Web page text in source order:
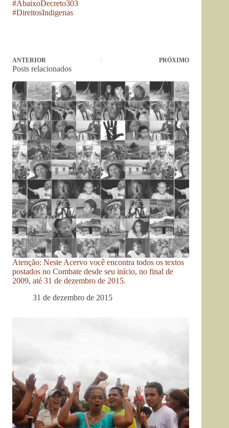
#AbaixoDecreto303
#DireitosIndigenas
ANTERIOR PRÓXIMO
Posts relacionados
Atenção: Neste Acervo você encontra todos os textos
postados no Combate desde seu início, no final de
2009, até 31 de dezembro de 2015.
31 de dezembro de 2015